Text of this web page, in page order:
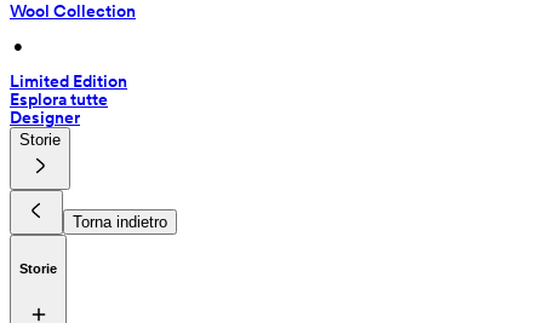
Wool Collection
•
Limited Edition
Esplora tutte
Designer
Storie
Torna indietro
Storie